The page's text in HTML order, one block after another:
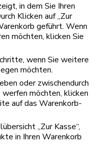
in dem Sie Ihren
Klicken auf „Zur
geführt. Wenn
möchten, klicken Sie
wenn Sie weitere
möchten.
oder zwischendurch
möchten, klicken
auf das Warenkorb-
„Zur Kasse“,
in Ihren Warenkorb